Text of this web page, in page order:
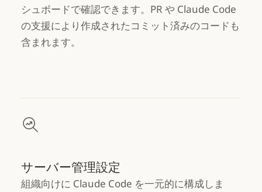
シュボードで確認できます。PR や Claude Code
の支援により作成されたコミット済みのコードも
含まれます。
サーバー管理設定
組織向けに Claude Code を一元的に構成しま